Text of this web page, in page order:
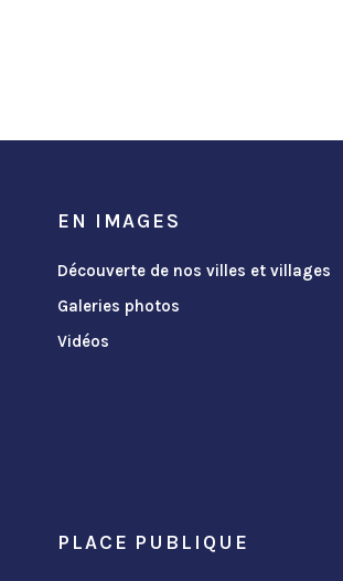
EN IMAGES
Découverte de nos villes et villages
Galeries photos
Vidéos
PLACE PUBLIQUE